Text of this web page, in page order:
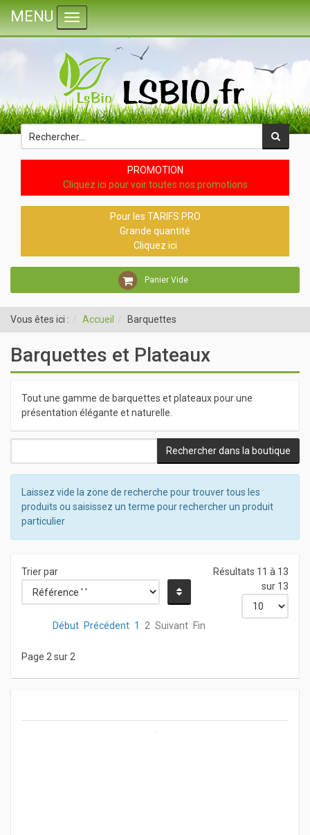
PROMOTION
Cliquez ici pour voir toutes nos promotions
Pour les TARIFS PRO
Grande quantité
Cliquez ici
Panier Vide
MENU Toggle navigation
Vous êtes ici : Accueil Barquettes
Barquettes et Plateaux
Tout une gamme de barquettes et plateaux pour une
présentation élégante et naturelle.
Laissez vide la zone de recherche pour trouver tous les
produits ou saisissez un terme pour rechercher un produit
particulier
Trier par
Résultats 11 à 13
sur 13
Début Précédent 1 2 Suivant Fin
Page 2 sur 2